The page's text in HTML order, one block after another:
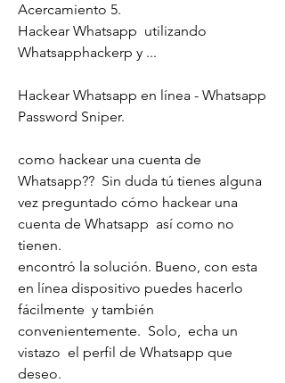
Acercamiento 5.
Hackear Whatsapp  utilizando
Whatsapphackerp y ...
Hackear Whatsapp en línea - Whatsapp
Password Sniper.
como hackear una cuenta de
Whatsapp??  Sin duda tú tienes alguna
vez preguntado cómo hackear una
cuenta de Whatsapp  así como no
tienen.
encontró la solución. Bueno, con esta
en línea dispositivo puedes hacerlo
fácilmente  y también
convenientemente.  Solo,  echa un
vistazo  el perfil de Whatsapp que
deseo.